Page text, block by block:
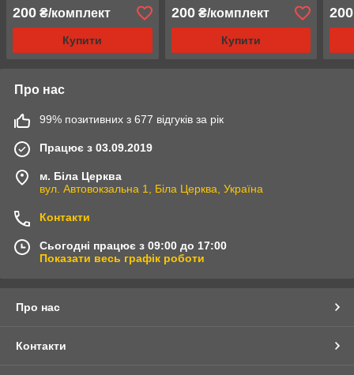
200 ₴/комплект
Купити
200₴/комплект
Купити
200
Про нас
99% позитивних з 677 відгуків за рік
Працює з 03.09.2019
м. Біла Церква
вул. Автовокзальна 1, Біла Церква, Україна
Контакти
Сьогодні працює з 09:00 до 17:00
Показати весь графік роботи
Про нас
Контакти